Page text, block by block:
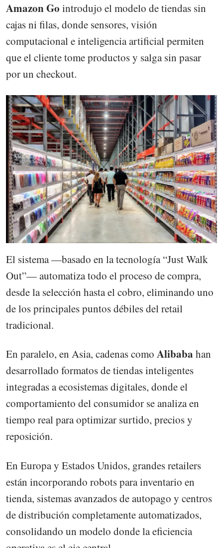
Amazon Go introdujo el modelo de tiendas sin
cajas ni filas, donde sensores, visión
computacional e inteligencia artificial permiten
que el cliente tome productos y salga sin pasar
por un checkout.
El sistema —basado en la tecnología “Just Walk
Out”— automatiza todo el proceso de compra,
desde la selección hasta el cobro, eliminando uno
de los principales puntos débiles del retail
tradicional.
En paralelo, en Asia, cadenas como Alibaba han
desarrollado formatos de tiendas inteligentes
integradas a ecosistemas digitales, donde el
comportamiento del consumidor se analiza en
tiempo real para optimizar surtido, precios y
reposición.
En Europa y Estados Unidos, grandes retailers
están incorporando robots para inventario en
tienda, sistemas avanzados de autopago y centros
de distribución completamente automatizados,
consolidando un modelo donde la eficiencia